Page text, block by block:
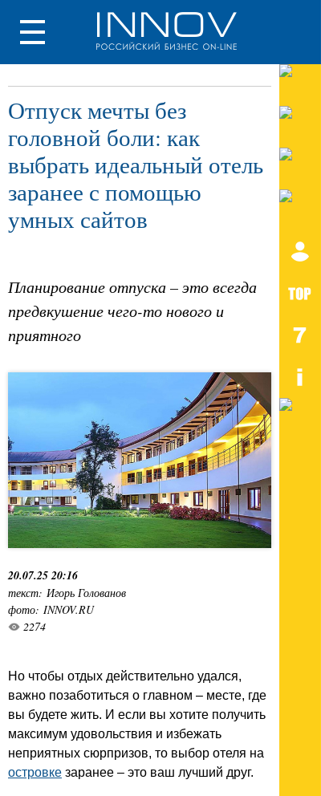
Отпуск мечты без
головной боли: как
выбрать идеальный отель
заранее с помощью
умных сайтов
Планирование отпуска – это всегда
предвкушение чего-то нового и
приятного
20.07.25 20:16
текст: Игорь Голованов
фото: INNOV.RU
2274
Но чтобы отдых действительно удался,
важно позаботиться о главном – месте, где
вы будете жить. И если вы хотите получить
максимум удовольствия и избежать
неприятных сюрпризов, то выбор отеля на
островке заранее – это ваш лучший друг.